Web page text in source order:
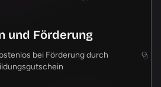
und Förderung
bei Förderung durch